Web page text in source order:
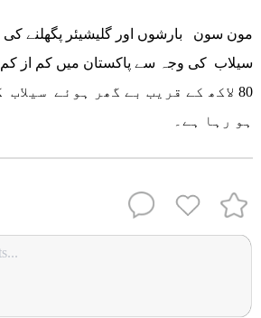
مون سون بارشوں اور گلیشیئر پگھلنے کی
80 لاکھ کے قریب بے گھر ہوئے
ہو رہا ہے۔